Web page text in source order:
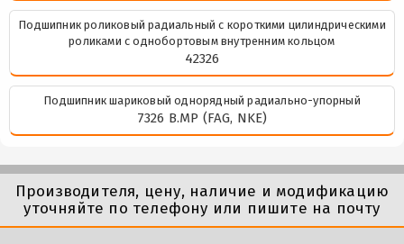
Подшипник роликовый радиальный с короткими цилиндрическими
роликами с однобортовым внутренним кольцом
42326
Подшипник шариковый однорядный радиально-упорный
7326 B.MP (FAG, NKE)
Производителя, цену, наличие и модификацию
уточняйте по телефону или пишите на почту